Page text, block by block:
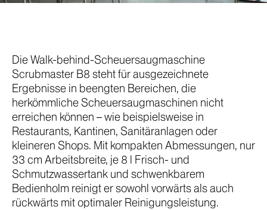
Die Walk-behind-Scheuersaugmaschine
Scrubmaster B8 steht für ausgezeichnete
Ergebnisse in beengten Bereichen, die
herkömmliche Scheuersaugmaschinen nicht
erreichen können – wie beispielsweise in
Restaurants, Kantinen, Sanitäranlagen oder
kleineren Shops. Mit kompakten Abmessungen, nur
33 cm Arbeitsbreite, je 8 l Frisch- und
Schmutzwassertank und schwenkbarem
Bedienholm reinigt er sowohl vorwärts als auch
rückwärts mit optimaler Reinigungsleistung.